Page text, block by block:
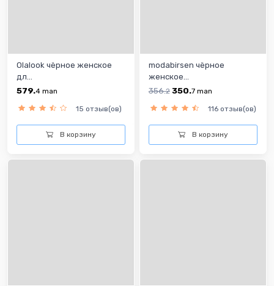
Olalook чёрнoe женскoe
дл...
579.4 man
15 отзыв(ов)
В корзину
modabirsen чёрнoe
женскoe...
356.2 350.7 man
116 отзыв(ов)
В корзину